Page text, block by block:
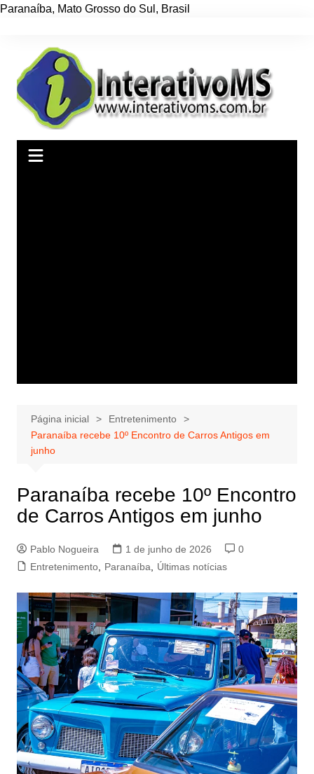
Paranaíba, Mato Grosso do Sul , Brasil
conteúdo
Página inicial
Entretenimento
Paranaíba recebe 10º Encontro de Carros Antigos em
junho
Paranaíba recebe 10º Encontro
de Carros Antigos em junho
Pablo Nogueira 1 de junho de 2026
0
Entretenimento, Paranaíba Últimas notícias